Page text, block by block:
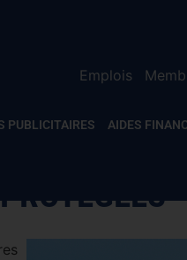
Emplois
PUBLICITAIRES AIDES